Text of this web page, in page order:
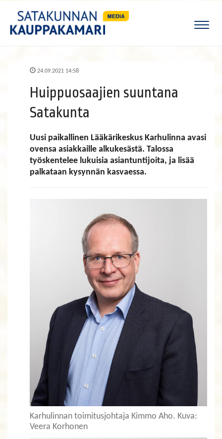
24.09.2021 14:58
Huippuosaajien suuntana
Satakunta
Uusi paikallinen Lääkärikeskus Karhulinna avasi
ovensa asiakkaille alkukesästä. Talossa
työskentelee lukuisia asiantuntijoita, ja lisää
palkataan kysynnän kasvaessa.
Karhulinnan toimitusjohtaja Kimmo Aho. Kuva:
Veera Korhonen